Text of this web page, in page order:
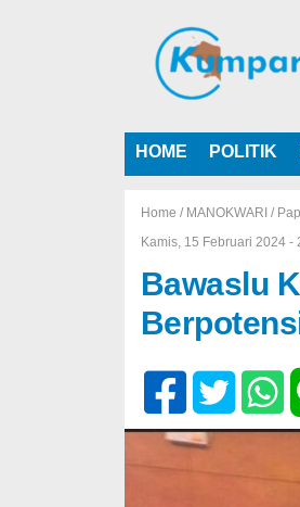
HOME POLITIK
Home / MANOKWARI /
Kamis, 15 Februari 2024 -
Bawaslu